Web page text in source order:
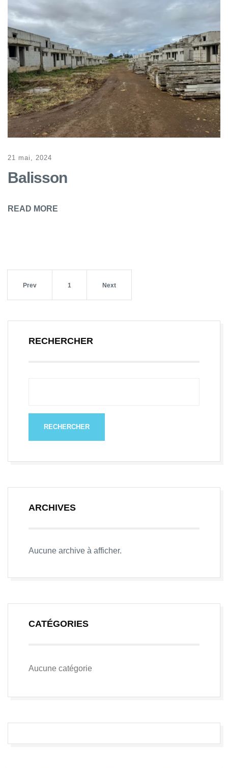
21 mai, 2024
Balisson
READ MORE
Prev 1 Next
RECHERCHER
RECHERCHER
ARCHIVES
Aucune archive à afficher.
CATÉGORIES
Aucune catégorie